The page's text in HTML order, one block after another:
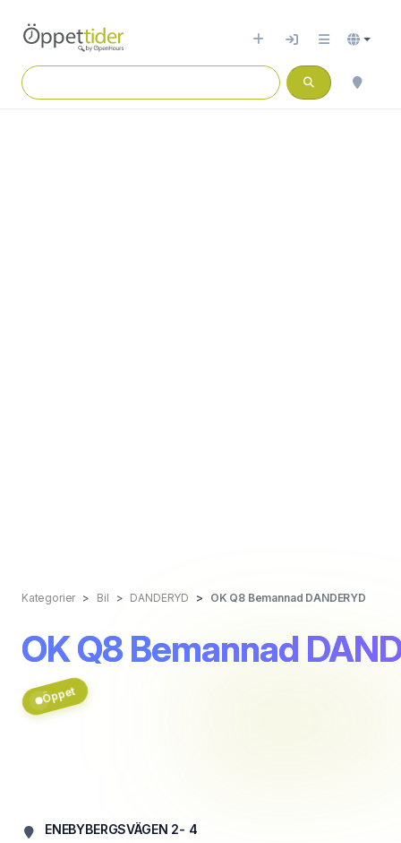
Kategorier Bil DANDERYD OK Q8 Bemannad DANDERYD
OK Q8 Bemannad
Öppet
ENEBYBERGSVÄGEN 2- 4